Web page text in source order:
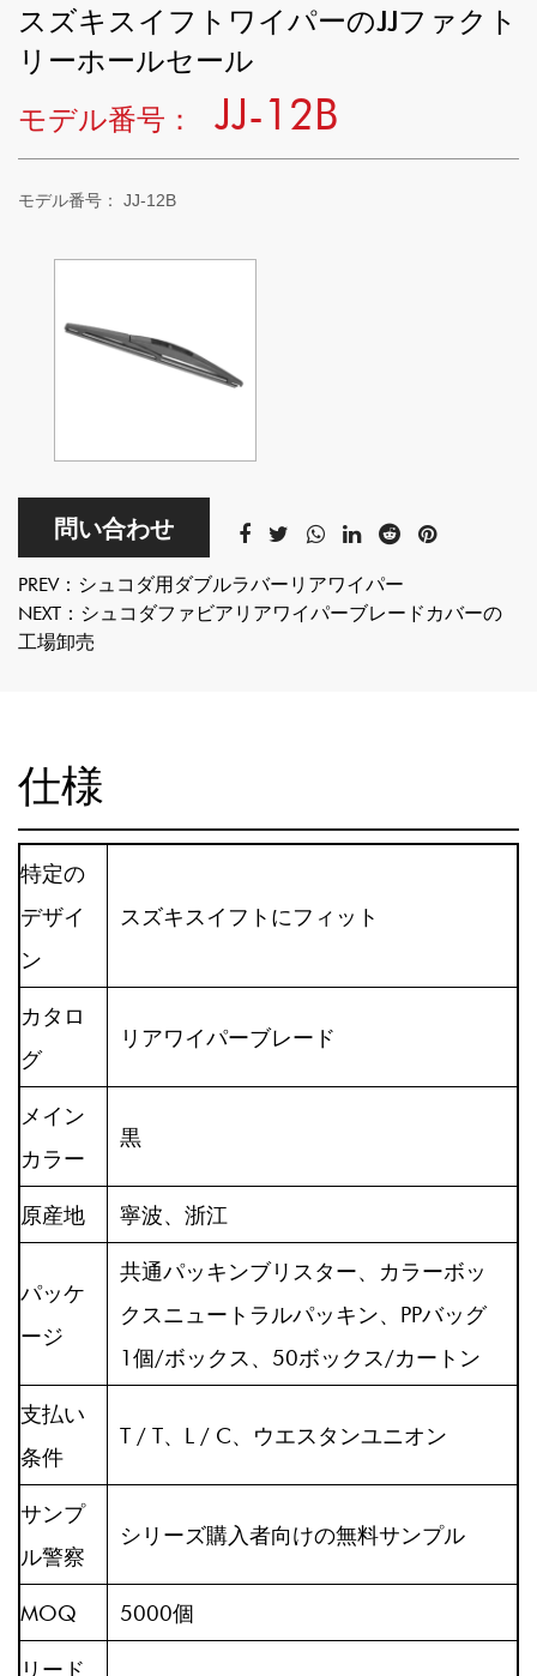
スズキスイフトワイパーのJJファクト
リーホールセール
モデル番号：
JJ-12B
モデル番号： JJ-12B
問い合わせ
PREV： シュコダ用ダブルラバーリアワイパー
NEXT： シュコダファビアリアワイパーブレードカバーの
工場卸売
仕様
特定の
デザイ
ン
スズキスイフトにフィット
カタロ
グ
リアワイパーブレード
メイン
カラー
黒
原産地 寧波、浙江
パッケ
ージ
共通パッキンブリスター、カラーボッ
クスニュートラルパッキン、PPバッグ
1個/ボックス、50ボックス/カートン
支払い
条件
T / T、L / C、ウエスタンユニオン
サンプ
ル警察
シリーズ購入者向けの無料サンプル
MOQ
5000個
リード